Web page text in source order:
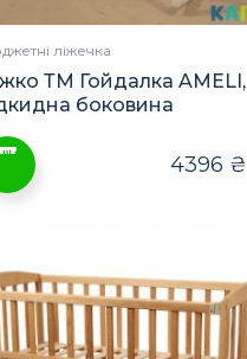
ліжечка
ТМ Гойдалка AMELI,
боковина
4396 ₴